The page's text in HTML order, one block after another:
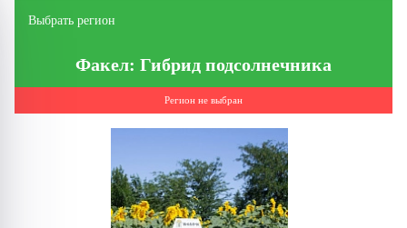
Выбрать регион
Факел: Гибрид подсолнечника
Регион не выбран